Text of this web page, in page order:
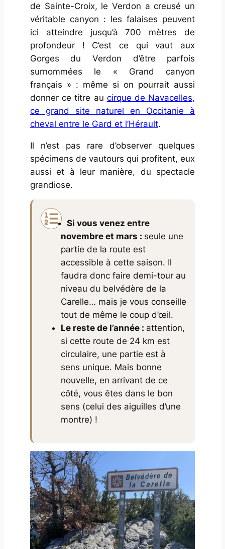
de Sainte-Croix, le Verdon a creusé un
véritable canyon : les falaises peuvent
ici atteindre jusqu’à 700 mètres de
profondeur ! C’est ce qui vaut aux
Gorges du Verdon d’être parfois
surnommées le « Grand canyon
français » : même si on pourrait aussi
donner ce titre au cirque de Navacelles,
ce grand site naturel en Occitanie à
cheval entre le Gard et l’Hérault.
Il n’est pas rare d’observer quelques
spécimens de vautours qui profitent, eux
aussi et à leur manière, du spectacle
grandiose.
Si vous venez entre
novembre et mars : seule une
partie de la route est
accessible à cette saison. Il
faudra donc faire demi-tour au
niveau du belvédère de la
Carelle… mais je vous conseille
tout de même le coup d’œil.
Le reste de l’année : attention,
si cette route de 24 km est
circulaire, une partie est à
sens unique. Mais bonne
nouvelle, en arrivant de ce
côté, vous êtes dans le bon
sens (celui des aiguilles d’une
montre) !